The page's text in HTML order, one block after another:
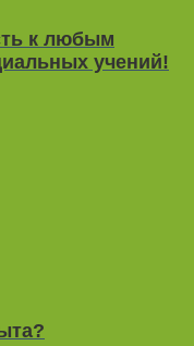
к любым
учений!